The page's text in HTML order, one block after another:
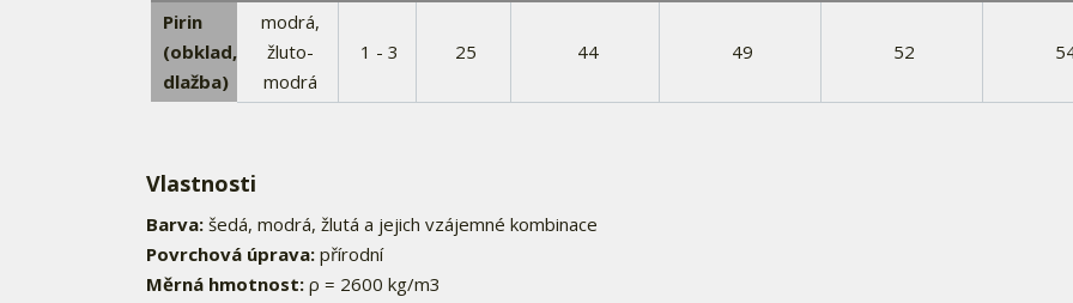
Pirin
(obklad,
dlažba)
modrá,
žluto-
modrá
1 - 3 25 44 49 52
Vlastnosti
Barva: šedá, modrá, žlutá a jejich vzájemné kombinace
Povrchová úprava: přírodní
Měrná hmotnost: ρ = 2600 kg/m3